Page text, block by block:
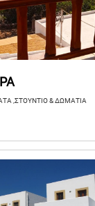
,ΣΤΟΥΝΤΙΟ & ΔΩΜΑΤΙΑ